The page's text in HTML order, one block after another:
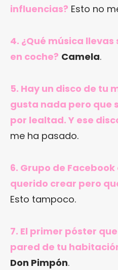
influencias? Esto no
4. ¿Qué música
en coche? Camela.
5. Hay un disco de tu
gusta nada pero que
por lealtad. Y ese
me ha pasado.
6. Grupo de
querido crear pero
Esto tampoco.
7. El primer póster
pared de tu
Don Pimpón.